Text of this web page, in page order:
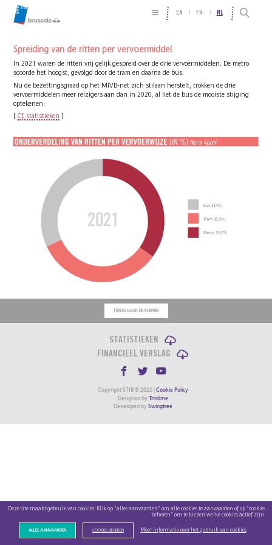
EN FR NL
Spreiding van de ritten per vervoermiddel
In 2021 waren de ritten vrij gelijk gespreid over de drie vervoermiddelen. De metro
scoorde het hoogst, gevolgd door de tram en daarna de bus.
Nu de bezettingsgraad op het MIVB-net zich stilaan herstelt, trokken de drie
vervoermiddelen meer reizigers aan dan in 2020, al liet de bus de mooiste stijging
optekenen.
[Cf. statistieken
TERUG NAAR DE RUBRIEK
STATISTIEKEN
FINANCIEEL VERSLAG
Copyright STIB © 2022 | Cookie Policy
Designed by Trinôme
Developed by Swingtree
Deze site maakt gebruik van cookies. Klik op "alles aanvaarden" om alle cookies te aanvaarden of op "cookies
beheren" om te kiezen welke cookies actief zijn.
ALLES AANVAARDEN COOKIES BEHEREN Meer informatie over het gebruik van cookies